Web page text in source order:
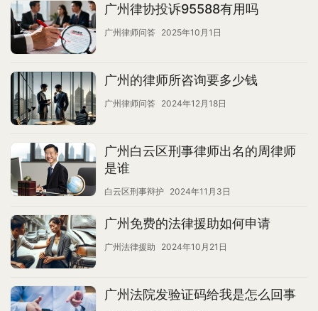
广州律协投诉95588有用吗
广州律师问答 2025年10月1日
广州的律师所咨询要多少钱
广州律师问答 2024年12月18日
广州白云区刑事律师出名的周律师
是谁
白云区刑事辩护 2024年11月3日
广州免费的法律援助如何申请
广州法律援助 2024年10月21日
广州法院发验证码给我是怎么回事